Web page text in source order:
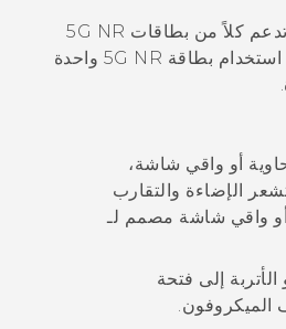
بطاقة SIM المزدوجة تدعم كلاً من بطاقات 5G NR
SIM. ويمكن استخدام بطاقة 5G NR واحدة
أو واقي شاشة،
الإضاءة والتقارب
واقي شاشة مصمم لـ
إلى فتحة
الميكروفون.